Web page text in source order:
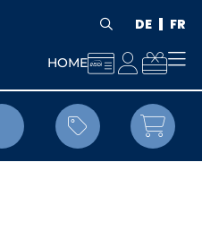
 DE FR
HOME  
 